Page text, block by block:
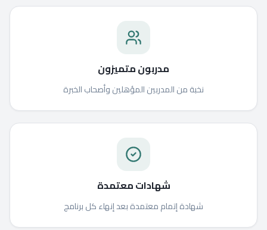
مدربون متميزون
نخبة من المدربين المؤهلين وأصحاب الخبرة
شهادات معتمدة
شهادة إتمام معتمدة بعد إنهاء كل برنامج